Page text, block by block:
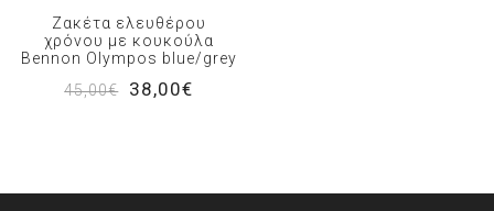
Ζακέτα ελευθέρου
χρόνου με κουκούλα
Bennon Olympos blue/grey
45,00€
38,00€